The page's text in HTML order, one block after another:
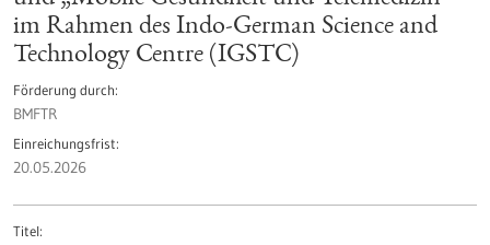
im Rahmen des Indo-German Science and
Technology Centre (IGSTC)
Förderung durch
BMFTR
Einreichungsfrist
20.05.2026
Titel